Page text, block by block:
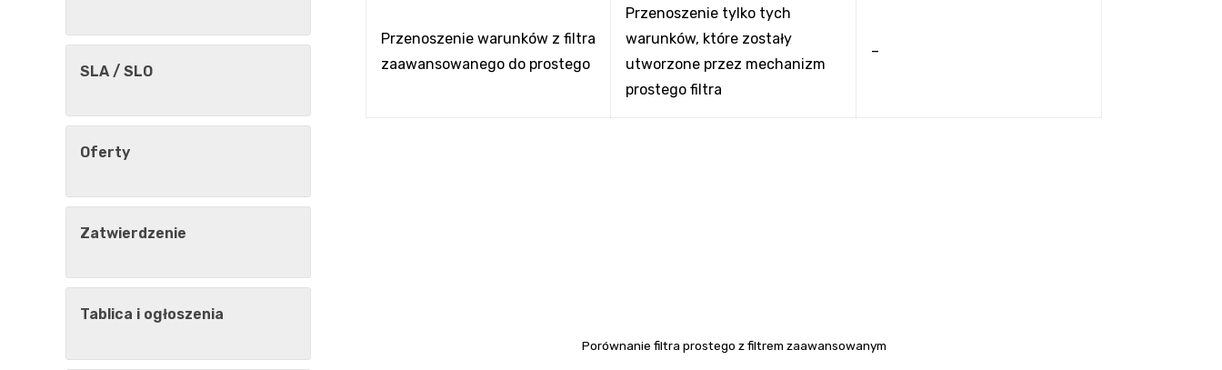
Przenoszenie warunków z filtra
zaawansowanego do prostego
Przenoszenie tylko tych
warunków, które zostały
utworzone przez mechanizm
prostego filtra
–
Porównanie filtra prostego z filtrem zaawansowanym
SLA / SLO
Oferty
Zatwierdzenie
Tablica i ogłoszenia